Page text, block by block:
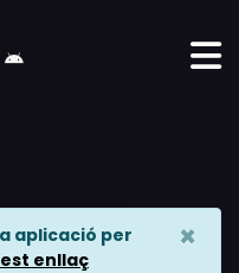
aplicació per
enllaç
×